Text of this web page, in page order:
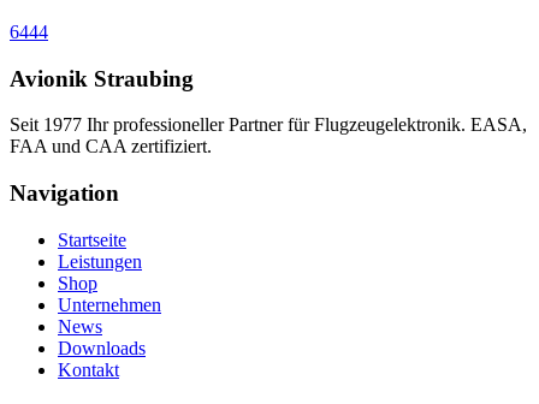
6444
Avionik Straubing
Seit 1977 Ihr professioneller Partner für Flugzeugelektronik. EASA,
FAA und CAA zertifiziert.
Navigation
Startseite
Leistungen
Shop
Unternehmen
News
Downloads
Kontakt